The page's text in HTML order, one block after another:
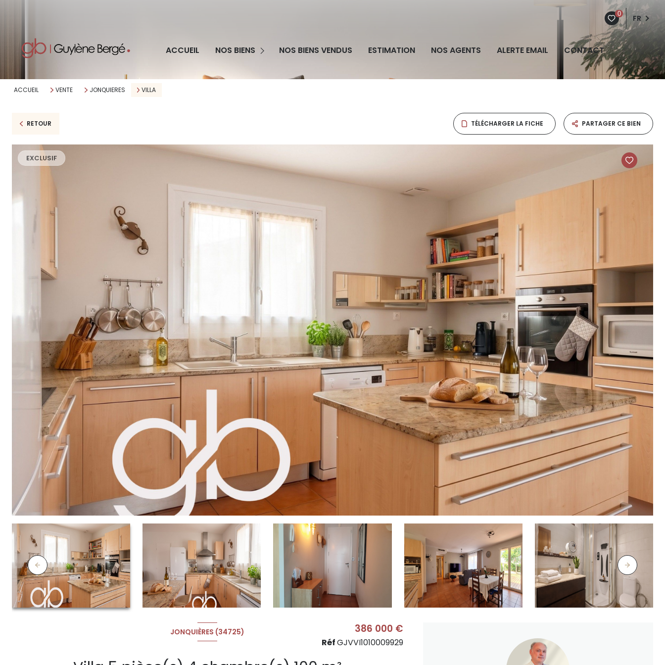
0 FR
ACCUEIL NOS BIENS
Programmes Neufs NOS BIENS VENDUS ESTIMATION NOS AGENTS ALERTE EMAIL CONTACT
ACCUEIL VENTE JONQUIERES VILLA
RETOUR TÉLÉCHARGER LA FICHE PARTAGER CE BIEN
EXCLUSIF
JONQUIÈRES (34725) 386 000 €
RéfGJVVI1010009929